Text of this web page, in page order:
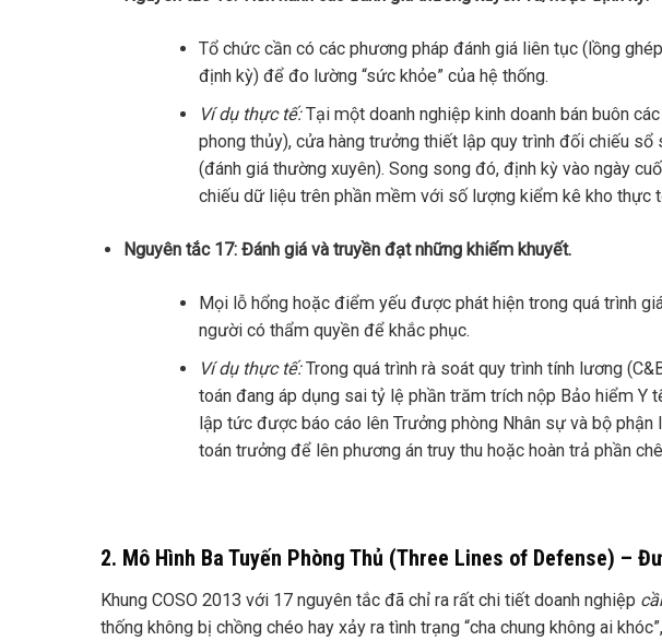
Tổ chức cần có các phương pháp đánh giá liên tục (lồng
định kỳ) để đo lường “sức khỏe” của hệ thống.
Ví dụ thực tế:Tại một doanh nghiệp kinh doanh bán buôn
phong thủy), cửa hàng trưởng thiết lập quy trình đối chiếu
(đánh giá thường xuyên). Song song đó, định kỳ vào ngày
chiếu dữ liệu trên phần mềm với số lượng kiểm kê kho thực
Nguyên tắc 17: Đánh giá và truyền đạt những khiếm khuyết.
Mọi lỗ hổng hoặc điểm yếu được phát hiện trong quá trình
người có thẩm quyền để khắc phục.
Ví dụ thực tế:Trong quá trình rà soát quy trình tính lương
toán đang áp dụng sai tỷ lệ phần trăm trích nộp Bảo hiểm Y
lập tức được báo cáo lên Trưởng phòng Nhân sự và bộ
toán trưởng để lên phương án truy thu hoặc hoàn trả phần
2. Mô Hình Ba Tuyến Phòng Thủ (Three Lines of Defense) –
Khung COSO 2013 với 17 nguyên tắc đã chỉ ra rất chi tiết doanh nghiệp
thống không bị chồng chéo hay xảy ra tình trạng “cha chung không ai